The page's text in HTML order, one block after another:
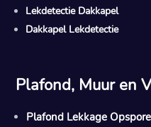
Lekdetectie Dakkapel
Dakkapel Lekdetectie
Plafond, Muur en
Plafond Lekkage